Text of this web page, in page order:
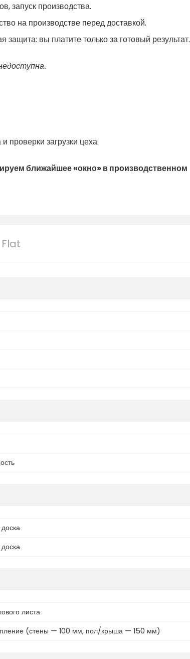
запуск производства.
на производстве перед доставкой.
вы платите только за готовый результат.
проверки загрузки цеха.
ближайшее «окно» в производственном
Flat
листа
(стены — 100 мм, пол/крыша — 150 мм)